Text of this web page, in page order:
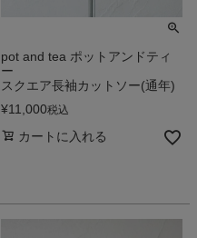
pot and tea ポットアンドティ
ー
スクエア長袖カットソー(通年)
¥11,000税込
カートに入れる